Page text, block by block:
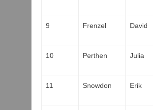
9 Frenzel David
10 Perthen Julia
11 Snowdon Erik